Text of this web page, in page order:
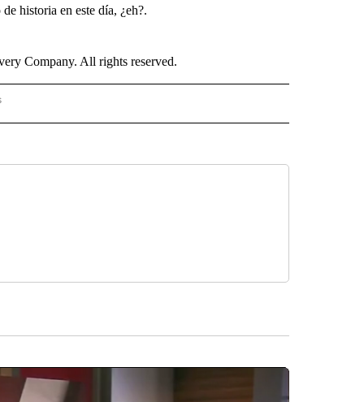
historia en este día, ¿eh?.
Company. All rights reserved.
- CNN" TO RECEIVE NOTIFICATIONS ABOUT NEW PAGES ON "NOTICIAS - CNN".